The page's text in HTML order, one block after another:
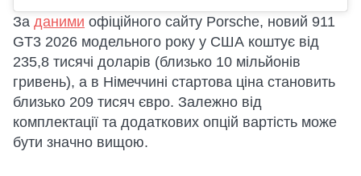
За даними офіційного сайту Porsche, новий 911
GT3 2026 модельного року у США коштує від
235,8 тисячі доларів (близько 10 мільйонів
гривень), а в Німеччині стартова ціна становить
близько 209 тисяч євро. Залежно від
комплектації та додаткових опцій вартість може
бути значно вищою.